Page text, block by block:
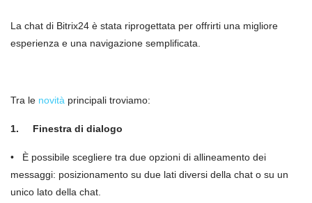
La chat di Bitrix24 è stata riprogettata per offrirti una migliore
esperienza e una navigazione semplificata.
Tra le novità principali troviamo:
1. Finestra di dialogo
• È possibile scegliere tra due opzioni di allineamento dei
messaggi: posizionamento su due lati diversi della chat o su un
unico lato della chat.